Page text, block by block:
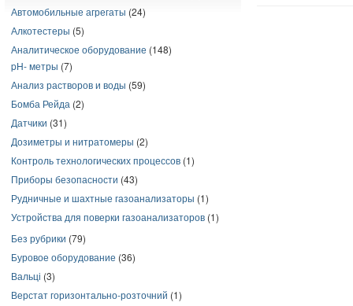
Автомобильные агрегаты (24)
Алкотестеры (5)
Аналитическое оборудование (148)
pH- метры (7)
Анализ растворов и воды (59)
Бомба Рейда (2)
Датчики (31)
Дозиметры и нитратомеры (2)
Контроль технологических процессов (1)
Приборы безопасности (43)
Рудничные и шахтные газоанализаторы (1)
Устройства для поверки газоанализаторов (1)
Без рубрики (79)
Буровое оборудование (36)
Вальці (3)
Верстат горизонтально-розточний (1)